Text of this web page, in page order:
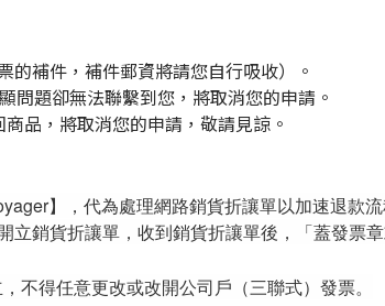
補件，補件郵資將請您自行吸收）。
問題卻無法聯繫到您，將取消您的申請。
品，將取消您的申請，敬請見諒。
】，代為處理網路銷貨折讓單以加速退款流
銷貨折讓單，收到銷貨折讓單後，「蓋發票
不得任意更改或改開公司戶（三聯式）發票。